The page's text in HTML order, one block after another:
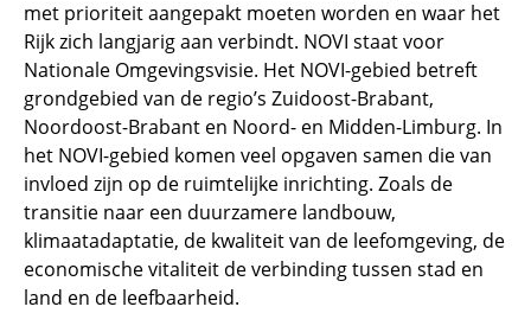
met prioriteit aangepakt moeten worden en waar het
Rijk zich langjarig aan verbindt. NOVI staat voor
Nationale Omgevingsvisie. Het NOVI-gebied betreft
grondgebied van de regio’s Zuidoost-Brabant,
Noordoost-Brabant en Noord- en Midden-Limburg. In
het NOVI-gebied komen veel opgaven samen die van
invloed zijn op de ruimtelijke inrichting. Zoals de
transitie naar een duurzamere landbouw,
klimaatadaptatie, de kwaliteit van de leefomgeving, de
economische vitaliteit de verbinding tussen stad en
land en de leefbaarheid.